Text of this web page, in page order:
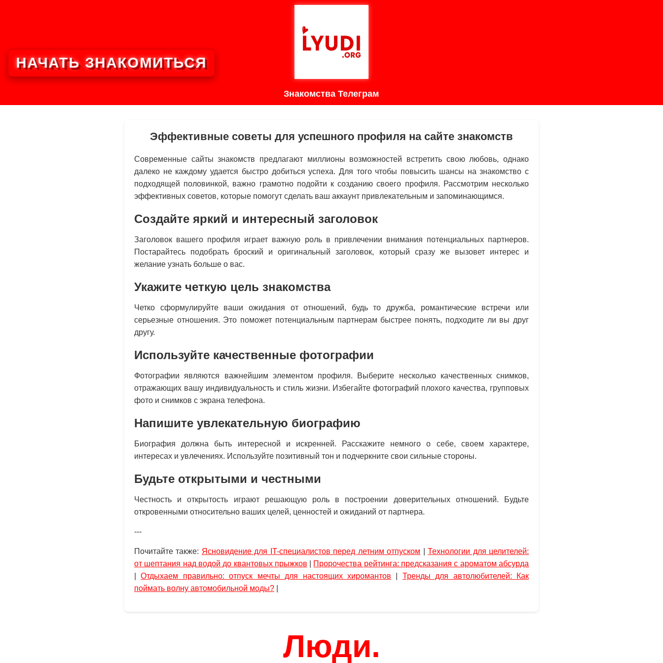
Знакомства Телеграм
Эффективные советы для успешного профиля на сайте знакомств
Современные сайты знакомств предлагают миллионы возможностей встретить свою любовь, однако
далеко не каждому удается быстро добиться успеха. Для того чтобы повысить шансы на знакомство с
подходящей половинкой, важно грамотно подойти к созданию своего профиля. Рассмотрим несколько
эффективных советов, которые помогут сделать ваш аккаунт привлекательным и запоминающимся.
Создайте яркий и интересный заголовок
Заголовок вашего профиля играет важную роль в привлечении внимания потенциальных партнеров.
Постарайтесь подобрать броский и оригинальный заголовок, который сразу же вызовет интерес и
желание узнать больше о вас.
Укажите четкую цель знакомства
Четко сформулируйте ваши ожидания от отношений, будь то дружба, романтические встречи или
серьезные отношения. Это поможет потенциальным партнерам быстрее понять, подходите ли вы друг
другу.
Используйте качественные фотографии
Фотографии являются важнейшим элементом профиля. Выберите несколько качественных снимков,
отражающих вашу индивидуальность и стиль жизни. Избегайте фотографий плохого качества, групповых
фото и снимков с экрана телефона.
Напишите увлекательную биографию
Биография должна быть интересной и искренней. Расскажите немного о себе, своем характере,
интересах и увлечениях. Используйте позитивный тон и подчеркните свои сильные стороны.
Будьте открытыми и честными
Честность и открытость играют решающую роль в построении доверительных отношений. Будьте
откровенными относительно ваших целей, ценностей и ожиданий от партнера.
---
Почитайте также: Ясновидение для IT-специалистов перед летним отпуском |Технологии для целителей:
от шептания над водой до квантовых прыжков
Пророчества рейтинга: предсказания с ароматом абсурда
|Отдыхаем правильно: отпуск мечты для настоящих хиромантов
Тренды для автолюбителей: Как
поймать волну автомобильной моды?
Люди.
НАЧАТЬ ЗНАКОМИТЬСЯ